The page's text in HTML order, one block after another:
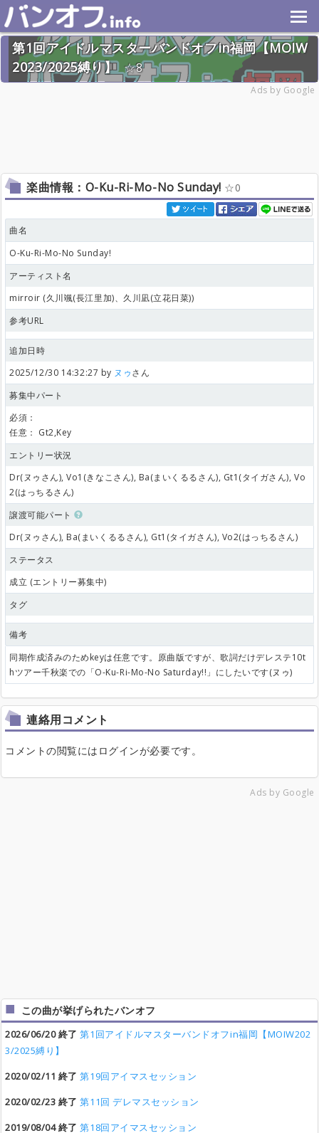
第1回アイドルマスターバンドオフin福岡【MOIW
2023/2025縛り】
8
Ads by Google
楽曲情報：O-Ku-Ri-Mo-No Sunday! 0
曲名
O-Ku-Ri-Mo-No Sunday!
アーティスト名
mirroir (久川颯(長江里加)、久川凪(立花日菜))
参考URL
追加日時
2025/12/30 14:32:27 by ヌゥさん
募集中パート
必須：
任意： Gt2,Key
エントリー状況
Dr(ヌゥさん), Vo1(きなこさん), Ba(まいくるるさん), Gt1(タイガさん), Vo
2(はっちるさん)
譲渡可能パート
Dr(ヌゥさん), Ba(まいくるるさん), Gt1(タイガさん), Vo2(はっちるさん)
ステータス
成立 (エントリー募集中)
タグ
備考
同期作成済みのためkeyは任意です。原曲版ですが、歌詞だけデレステ10t
hツアー千秋楽での「O-Ku-Ri-Mo-No Saturday!!」にしたいです(ヌゥ)
連絡用コメント
コメントの閲覧にはログインが必要です。
Ads by Google
この曲が挙げられたバンオフ
2026/06/20 終了 第1回アイドルマスターバンドオフin福岡【MOIW202
3/2025縛り】
2020/02/11 終了 第19回アイマスセッション
2020/02/23 終了 第11回 デレマスセッション
2019/08/04 終了 第18回アイマスセッション